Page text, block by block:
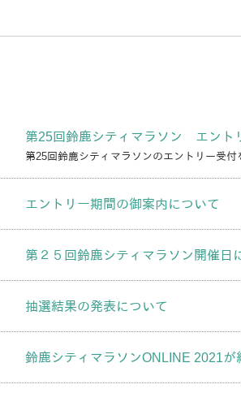
第25回鈴鹿シティマラソン エント
第25回鈴鹿シティマラソンのエントリー受付
エントリー期間の御案内について
第２５回鈴鹿シティマラソン開催日
抽選結果の発表について
鈴鹿シティマラソンONLINE 2021が